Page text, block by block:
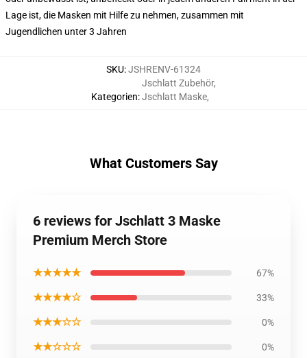
Lage ist, die Masken mit Hilfe zu nehmen, zusammen mit
Jugendlichen unter 3 Jahren
SKU:JSHRENV-61324
Kategorien:
Jschlatt Zubehör,
Jschlatt Maske,
What Customers Say
6 reviews for Jschlatt 3 Maske
Premium Merch Store
★★★★★ 67%
★★★★☆ 33%
★★★☆☆ 0%
★★☆☆☆ 0%